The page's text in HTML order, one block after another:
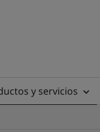
y servicios